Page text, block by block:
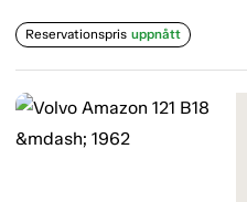
Reservationspris uppnått